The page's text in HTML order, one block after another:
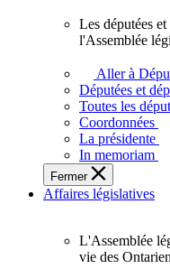
députés
vous
représentent
sein
de
l'Assemblée
législative
l'Ontario.
Les députées
l'Assemblée
Aller à
Députées et
Toutes les
Coordonnées
La présidente
In memoriam
Fermer
Affaires législatives
L'Assemblée
L'Assemblée
vie des